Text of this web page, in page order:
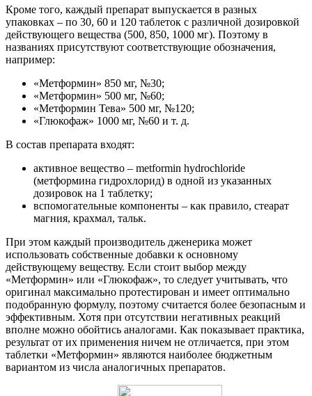
Кроме того, каждый препарат выпускается в разных
упаковках – по 30, 60 и 120 таблеток с различной дозировкой
действующего вещества (500, 850, 1000 мг). Поэтому в
названиях присутствуют соответствующие обозначения,
например:
«Метформин» 850 мг, №30;
«Метформин» 500 мг, №60;
«Метформин Тева» 500 мг, №120;
«Глюкофаж» 1000 мг, №60 и т. д.
В состав препарата входят:
активное вещество – metformin hydrochloride
(метформина гидрохлорид) в одной из указанных
дозировок на 1 таблетку;
вспомогательные компоненты – как правило, стеарат
магния, крахмал, тальк.
При этом каждый производитель дженерика может
использовать собственные добавки к основному
действующему веществу. Если стоит выбор между
«Метформин» или «Глюкофаж», то следует учитывать, что
оригинал максимально протестирован и имеет оптимально
подобранную формулу, поэтому считается более безопасным и
эффективным. Хотя при отсутствии негативных реакций
вполне можно обойтись аналогами. Как показывает практика,
результат от их применения ничем не отличается, при этом
таблетки «Метформин» являются наиболее бюджетным
вариантом из числа аналогичных препаратов.